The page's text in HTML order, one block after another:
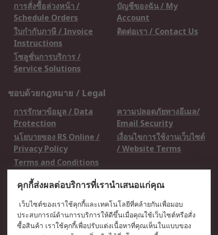
การสั่งซื้อล่วงหน้า /
Schedule Orders
บัญชีของฉัน / My
Account
ใบกำกับภาษี / Invoice
Instructions
ติดต่อเรา / Contact Us
โซลูชั่นการบริการ /
Service Solutions
ชอบด้วยกฎหมาย / Legal
การรักษาข้อมูล / Data
Protection
ความปลอดภัยทางอีเมล/
Email Security
นโยบายของ RS Online /
Privacy Policy
เงื่อนไขการใช้งานเว็บไซต์
/ Website Terms
Terms and Conditions
เกี่ยวกับ RS / About RS
RS ทั่วโลก / RS
Worldwide
ข่าวประชาสัมพันธ์ / Press
Centre
คุกกี้ส่งผลต่อบริการที่เรานำเสนอแก่คุณ
เว็บไซต์ของเราใช้คุกกี้และเทคโนโลยีที่คล้ายกันเพื่อมอบ
ประสบการณ์ด้านการบริการให้ดีขึ้นเมื่อคุณใช้เว็บไซต์หรือสั่ง
ซื้อสินค้า เราใช้คุกกี้เพื่อปรับแต่งเนื้อหาที่คุณเห็นในแบบของ